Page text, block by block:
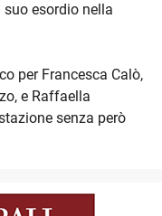
suo esordio nella
per Francesca Calò,
e Raffaella
senza però